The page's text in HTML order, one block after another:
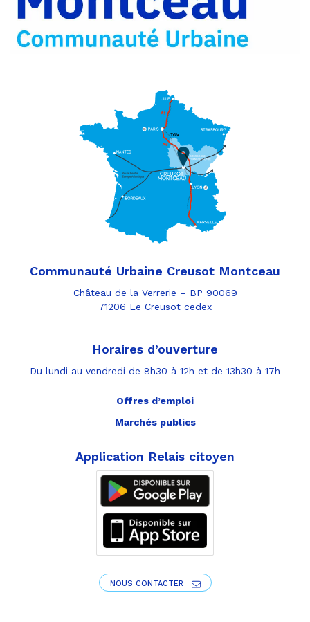
e-
mail
Communauté Urbaine Creusot Montceau
Château de la Verrerie – BP 90069
71206 Le Creusot cedex
Horaires d’ouverture
Du lundi au vendredi de 8h30 à 12h et de 13h30 à 17h
Offres d’emploi
Marchés publics
Application Relais citoyen
NOUS CONTACTER